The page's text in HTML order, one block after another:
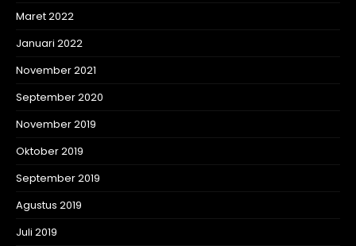
Maret 2022
Januari 2022
November 2021
September 2020
November 2019
Oktober 2019
September 2019
Agustus 2019
Juli 2019